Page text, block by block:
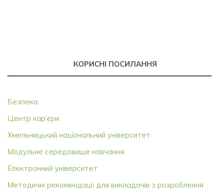
КОРИСНІ ПОСИЛАННЯ
Безпека
Центр кар’єри
Хмельницький національний університет
Модульне середовище навчання
Електронний університет
Методичні рекомендації для викладачів з розроблення